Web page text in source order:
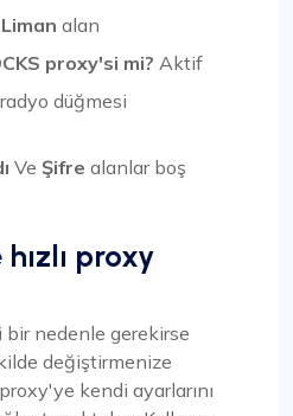
Liman alan
proxy'si mi? Aktif
radyo düğmesi
Ve Şifre alanlar boş
proxy
nedenle gerekirse
değiştirmenize
kendi ayarlarını